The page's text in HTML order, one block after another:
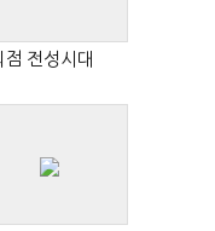
점 전성시대